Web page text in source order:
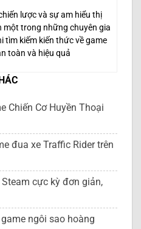
lược và sự am hiểu thị
trong những chuyên gia
tìm kiếm kiến thức về game
toàn và hiệu quả
Chiến Cơ Huyền Thoại
đua xe Traffic Rider trên
cực kỳ đơn giản,
ngôi sao hoàng